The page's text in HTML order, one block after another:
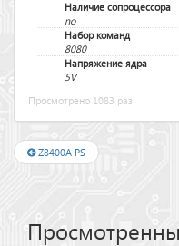
Наличие сопроцессора
no
Набор команд
8080
Напряжение ядра
5V
Просмотрено 1083 раз
Z8400A PS